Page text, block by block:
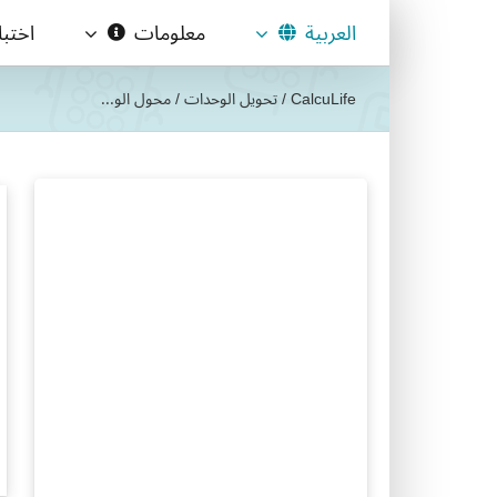
العربية معلومات
CalcuLife
/تحويل الوحدات/محول الو...